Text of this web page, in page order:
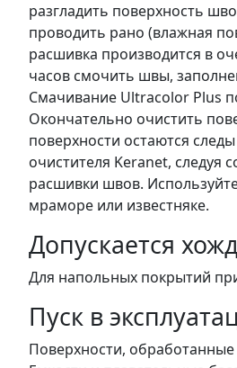
разгладить поверхность
проводить рано (влажная
расшивка производится в
часов смочить швы,
Смачивание Ultracolor Plus
Окончательно очистить
поверхности остаются
очистителя Keranet, следуя
расшивки швов.
мраморе или известняке.
Допускается
Для напольных покрытий
Пуск в
Поверхности,